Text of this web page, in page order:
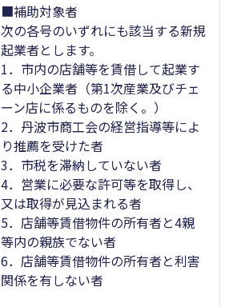
■補助対象者
次の各号のいずれにも該当する新規
起業者とします。
1．市内の店舗等を賃借して起業す
る中小企業者（第1次産業及びチェ
ーン店に係るものを除く。）
2．丹波市商工会の経営指導等によ
り推薦を受けた者
3．市税を滞納していない者
4．営業に必要な許可等を取得し、
又は取得が見込まれる者
5．店舗等賃借物件の所有者と4親
等内の親族でない者
6．店舗等賃借物件の所有者と利害
関係を有しない者